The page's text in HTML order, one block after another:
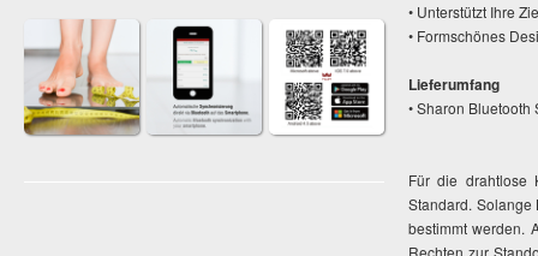
• Unterstützt Ihre
• Formschönes
Lieferumfang
• Sharon
Für die drahtlose
Standard. Solange
bestimmt werden.
Rechten zur